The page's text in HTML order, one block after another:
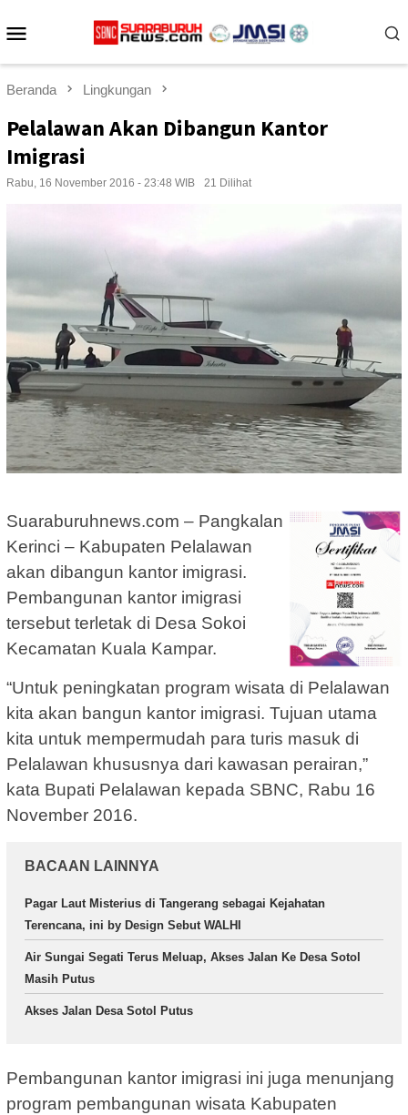
ke
Beranda Lingkungan
Pelalawan Akan Dibangun Kantor
Imigrasi
Rabu, 16 November 2016 - 23:48 WIB 21 Dilihat
Suaraburuhnews.com – Pangkalan
Kerinci – Kabupaten Pelalawan
akan dibangun kantor imigrasi.
Pembangunan kantor imigrasi
tersebut terletak di Desa Sokoi
Kecamatan Kuala Kampar.
“Untuk peningkatan program wisata di Pelalawan
kita akan bangun kantor imigrasi. Tujuan utama
kita untuk mempermudah para turis masuk di
Pelalawan khususnya dari kawasan perairan,”
kata Bupati Pelalawan kepada SBNC, Rabu 16
November 2016.
BACAAN LAINNYA
Pagar Laut Misterius di Tangerang sebagai Kejahatan
Terencana, ini by Design Sebut WALHI
Air Sungai Segati Terus Meluap, Akses Jalan Ke Desa Sotol
Masih Putus
Akses Jalan Desa Sotol Putus
Pembangunan kantor imigrasi ini juga menunjang
program pembangunan wisata Kabupaten